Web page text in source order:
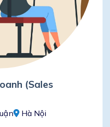
(Sales
Hà Nội